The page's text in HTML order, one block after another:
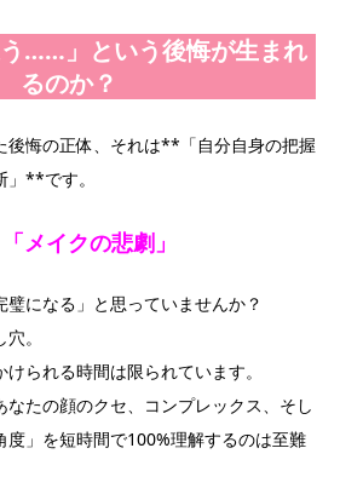
……」という後悔が生まれ
るのか？
後悔の正体、それは**「自分自身の把握
**です。
メイクの悲劇」
璧になる」と思っていませんか？
。
られる時間は限られています。
たの顔のクセ、コンプレックス、そし
度」を短時間で100%理解するのは至難